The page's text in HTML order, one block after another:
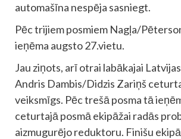
automašīna nespēja sasniegt.
Pēc trijiem posmiem Nagļa/
ieņēma augsto 27.vietu.
Jau ziņots, arī otrai labākajai
Andris Dambis/Didzis Zariņš
veiksmīgs. Pēc trešā posma tā
ceturtajā posmā ekipāžai radās
aizmugurējo reduktoru. Finišu